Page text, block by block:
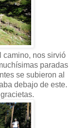
camino, nos sirvió
paradas
se subieron al
debajo de este.